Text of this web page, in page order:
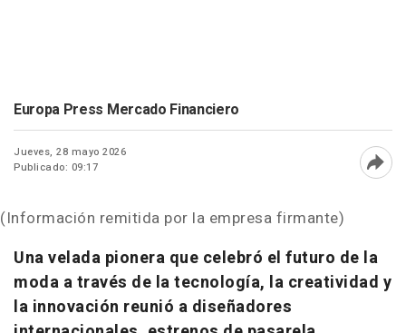
Europa Press Mercado Financiero
Jueves, 28 mayo 2026
Publicado: 09:17
(Información remitida por la empresa firmante)
Una velada pionera que celebró el futuro de la
moda a través de la tecnología, la creatividad y
la innovación reunió a diseñadores